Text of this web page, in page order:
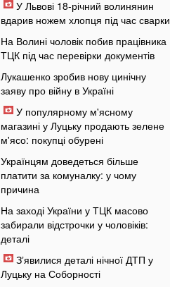
У Львові 18-річний волинянин
вдарив ножем хлопця під час сварки
На Волині чоловік побив працівника
ТЦК під час перевірки документів
Лукашенко зробив нову цинічну
заяву про війну в Україні
У популярному м'ясному
магазині у Луцьку продають зелене
м'ясо: покупці обурені
Українцям доведеться більше
платити за комуналку: у чому
причина
На заході України у ТЦК масово
забирали відстрочки у чоловіків:
деталі
Зʼявилися деталі нічної ДТП у
Луцьку на Соборності